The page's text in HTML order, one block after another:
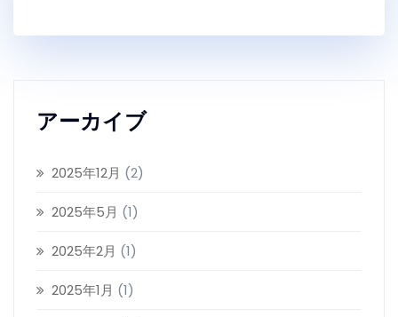
アーカイブ
2025年12月 (2)
2025年5月 (1)
2025年2月 (1)
2025年1月 (1)